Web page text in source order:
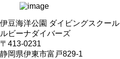
伊豆海洋公園 ダイビングスクール
ルビーナダイバーズ
〒413-0231
静岡県伊東市富戸829-1